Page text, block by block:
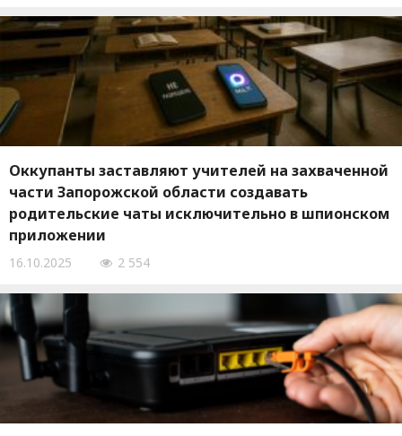
Оккупанты заставляют учителей на захваченной
части Запорожской области создавать
родительские чаты исключительно в шпионском
приложении
16.10.2025 2 554